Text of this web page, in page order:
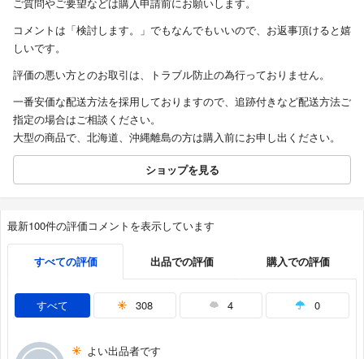
コメントは「検討します。」でもなんでもいいので、お返事頂けると嬉
しいです。
評価の悪い方とのお取引は、トラブル防止の為行っておりません。
一番安価な配送方法を採用しておりますので、追跡付きなど配送方法ご
指定の場合はご相談ください。
大型の商品で、北海道、沖縄離島の方は購入前にお申し出ください。
ショップを見る
最新100件の評価コメントを表示しています
すべての評価 出品での評価 購入での評価
すべて 308 4 0
よい出品者です